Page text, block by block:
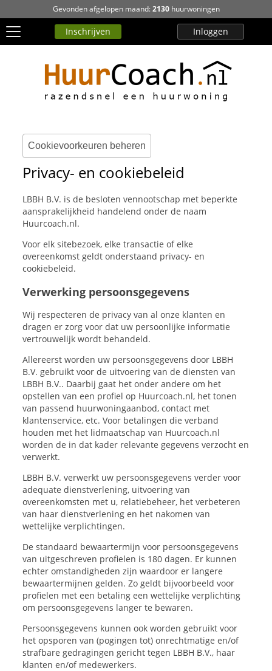
Gevonden afgelopen maand:2130huurwoningen
Inschrijven Inloggen
Cookievoorkeuren beheren
Privacy- en cookiebeleid
LBBH B.V. is de besloten vennootschap met beperkte
aansprakelijkheid handelend onder de naam
Huurcoach.nl.
Voor elk sitebezoek, elke transactie of elke
overeenkomst geldt onderstaand privacy- en
cookiebeleid.
Verwerking persoonsgegevens
Wij respecteren de privacy van al onze klanten en
dragen er zorg voor dat uw persoonlijke informatie
vertrouwelijk wordt behandeld.
Allereerst worden uw persoonsgegevens door LBBH
B.V. gebruikt voor de uitvoering van de diensten van
LBBH B.V.. Daarbij gaat het onder andere om het
opstellen van een profiel op Huurcoach.nl, het tonen
van passend huurwoningaanbod, contact met
klantenservice, etc. Voor betalingen die verband
houden met het lidmaatschap van Huurcoach.nl
worden de in dat kader relevante gegevens verzocht en
verwerkt.
LBBH B.V. verwerkt uw persoonsgegevens verder voor
adequate dienstverlening, uitvoering van
overeenkomsten met u, relatiebeheer, het verbeteren
van haar dienstverlening en het nakomen van
wettelijke verplichtingen.
De standaard bewaartermijn voor persoonsgegevens
van uitgeschreven profielen is 180 dagen. Er kunnen
echter omstandigheden zijn waardoor er langere
bewaartermijnen gelden. Zo geldt bijvoorbeeld voor
profielen met een betaling een wettelijke verplichting
om persoonsgegevens langer te bewaren.
Persoonsgegevens kunnen ook worden gebruikt voor
het opsporen van (pogingen tot) onrechtmatige en/of
strafbare gedragingen gericht tegen LBBH B.V., haar
klanten en/of medewerkers.